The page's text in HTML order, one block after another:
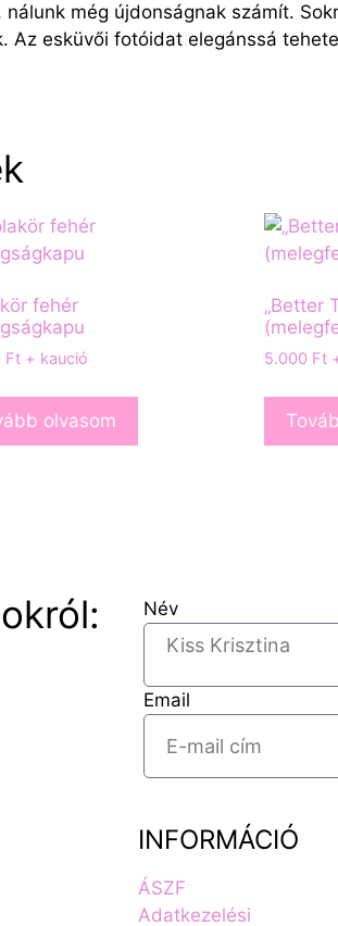
még újdonságnak számít.
Az esküvői fotóidat elegánssá
fehér
Ft+ kaució
olvasom
„Better
5.000 Ft
Név
Email
INFORMÁCIÓ
ÁSZF
Adatkezelési